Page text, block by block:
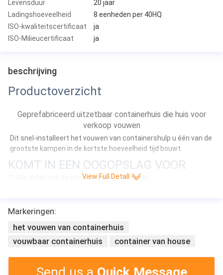
Levensduur
20 jaar
Ladingshoeveelheid
8 eenheden per 40HQ
ISO-kwaliteitscertificaat
ja
ISO-Milieucertificaat
ja
beschrijving
Productoverzicht
Geprefabriceerd uitzetbaar containerhuis die huis voor
verkoop vouwen
Dit snel-installeert het vouwen van containershulp u één van de
grootste kampen in de kortste hoeveelheid tijd bouwt.
KOMT IN EEN OOGOPSLAG VOOR
Alle delen van de staalstof en grootte van
structuur, geschikte verhuizing, en
prefabhuis is licht en gemakkelijk aan
installatie. één 14 vierkante meterhuis 2
4)U kunt twee of meer containers combineren
View Full Detall
Markeringen:
het vouwen van containerhuis
vouwbaar containerhuis
container van house
Send us a Quick Message